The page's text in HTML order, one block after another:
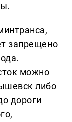
запрещено
можно
либо
дороги